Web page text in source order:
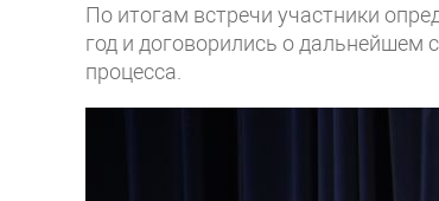
По итогам встречи участники
год и договорились о дальнейшем
процесса.